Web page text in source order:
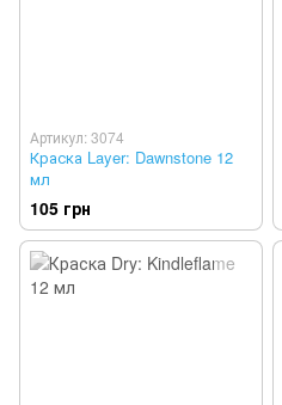
Артикул: 3074
Краска Layer: Dawnstone 12
мл
105 грн